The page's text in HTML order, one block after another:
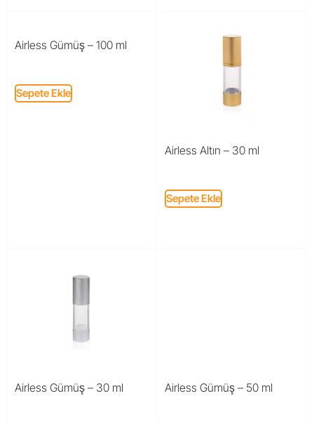
Airless Gümüş – 100 ml
Sepete Ekle
Airless Altın – 30 ml
Sepete Ekle
Airless Gümüş – 30 ml Airless Gümüş – 50 ml